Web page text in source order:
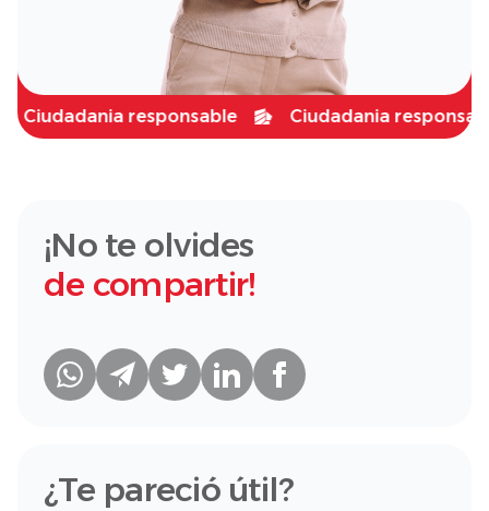
responsable Ciudadania responsable
¡No te olvides
de compartir!
¿Te pareció útil?